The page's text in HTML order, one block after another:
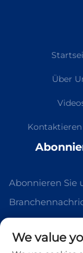
Über
Kontaktieren
Abonnieren Sie
unserem Team
We value